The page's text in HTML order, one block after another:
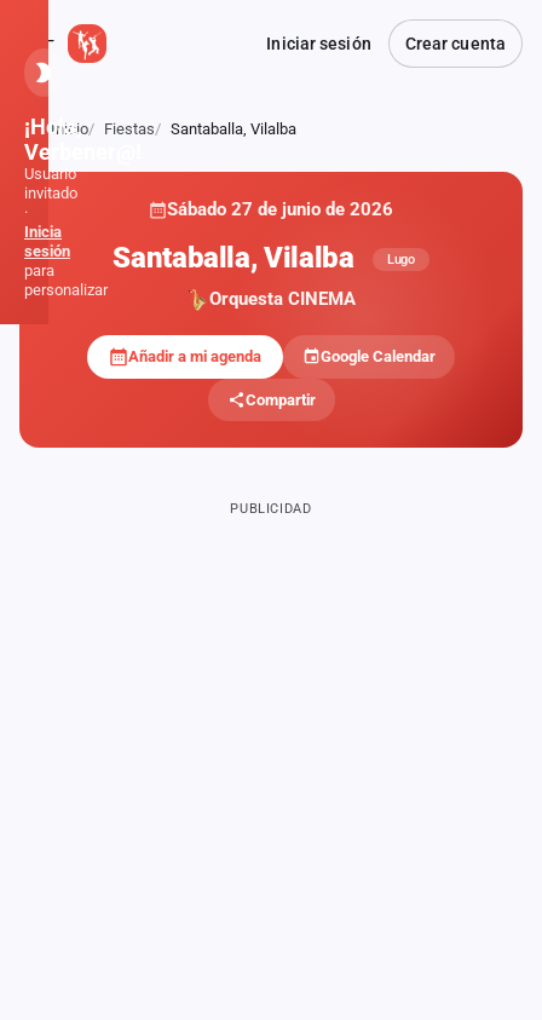
Iniciar sesión Crear cuenta
Atrás
Inicio Fiestas Santaballa, Vilalba
Sábado 27 de junio de 2026
Santaballa, Vilalba Lugo
Orquesta CINEMA
Añadir a mi agenda Google Calendar
Compartir
PUBLICIDAD
¡Hola,
Verbener@!
Usuario
invitado
·
Inicia
sesión
para
personalizar